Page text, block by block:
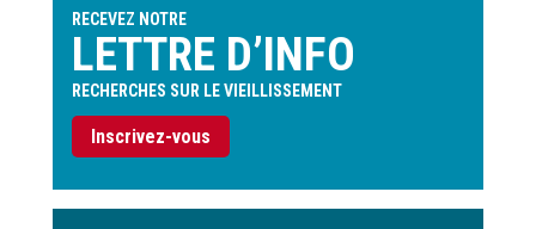
RECEVEZ NOTRE
LETTRE D’INFO
RECHERCHES SUR LE VIEILLISSEMENT
Inscrivez-vous